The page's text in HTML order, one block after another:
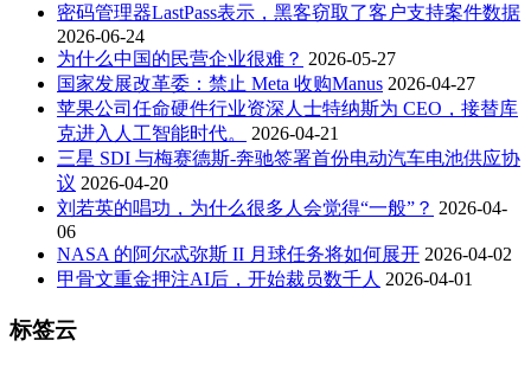
密码管理器LastPass表示，黑客窃取了客户支持案件数据
2026-06-24
为什么中国的民营企业很难？ 2026-05-27
国家发展改革委：禁止 Meta 收购Manus 2026-04-27
苹果公司任命硬件行业资深人士特纳斯为 CEO，接替库
克进入人工智能时代。
2026-04-21
三星 SDI 与梅赛德斯-奔驰签署首份电动汽车电池供应协
议 2026-04-20
刘若英的唱功，为什么很多人会觉得“一般”？ 2026-04-
06
NASA 的阿尔忒弥斯 II 月球任务将如何展开 2026-04-02
甲骨文重金押注AI后，开始裁员数千人 2026-04-01
标签云